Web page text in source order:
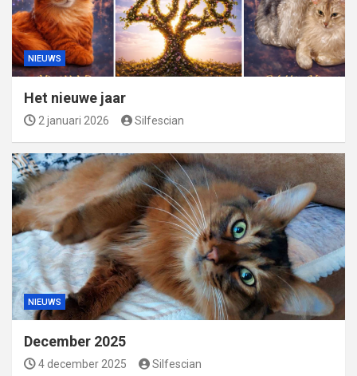
NIEUWS
Het nieuwe jaar
2 januari 2026 Silfescian
NIEUWS
December 2025
4 december 2025 Silfescian